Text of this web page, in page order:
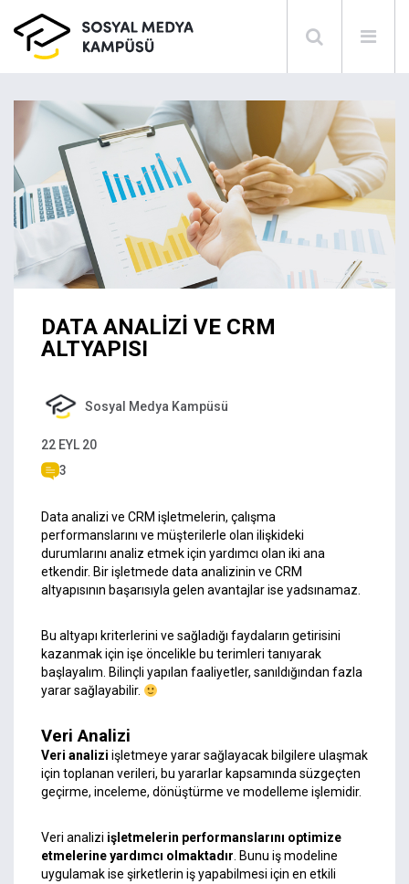
DATA ANALİZİ VE CRM
ALTYAPISI
Sosyal Medya Kampüsü
22 EYL 20
3
Data analizi ve CRM işletmelerin, çalışma
performanslarını ve müşterilerle olan ilişkideki
durumlarını analiz etmek için yardımcı olan iki ana
etkendir. Bir işletmede data analizinin ve CRM
altyapısının başarısıyla gelen avantajlar ise yadsınamaz.
Bu altyapı kriterlerini ve sağladığı faydaların getirisini
kazanmak için işe öncelikle bu terimleri tanıyarak
başlayalım. Bilinçli yapılan faaliyetler, sanıldığından fazla
yarar sağlayabilir.
Veri Analizi
Veri analizi işletmeye yarar sağlayacak bilgilere ulaşmak
için toplanan verileri, bu yararlar kapsamında süzgeçten
geçirme, inceleme, dönüştürme ve modelleme işlemidir.
Veri analizi işletmelerin performanslarını optimize
etmelerine yardımcı olmaktadır . Bunu iş modeline
uygulamak ise şirketlerin iş yapabilmesi için en etkili